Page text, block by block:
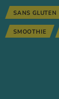
SANS GLUTEN
SMOOTHIE